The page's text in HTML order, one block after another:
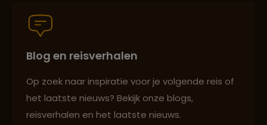
Best beoordeelde reisroutes
Reizen met oog voor mens, cultuur en milieu
Blog en reisverhalen
Op zoek naar inspiratie voor je volgende reis of
het laatste nieuws? Bekijk onze blogs,
reisverhalen en het laatste nieuws.